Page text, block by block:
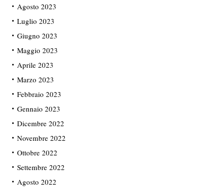
Agosto 2023
Luglio 2023
Giugno 2023
Maggio 2023
Aprile 2023
Marzo 2023
Febbraio 2023
Gennaio 2023
Dicembre 2022
Novembre 2022
Ottobre 2022
Settembre 2022
Agosto 2022